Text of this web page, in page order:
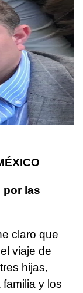
por las
claro que
viaje de
hijas,
y los